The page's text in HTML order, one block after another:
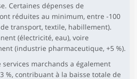
Certaines dépenses de
réduites au minimum, entre -100
transport, textile, habillement).
(électricité, eau), voire
(industrie pharmaceutique, +5 %).
services marchands a également
%, contribuant à la baisse totale de